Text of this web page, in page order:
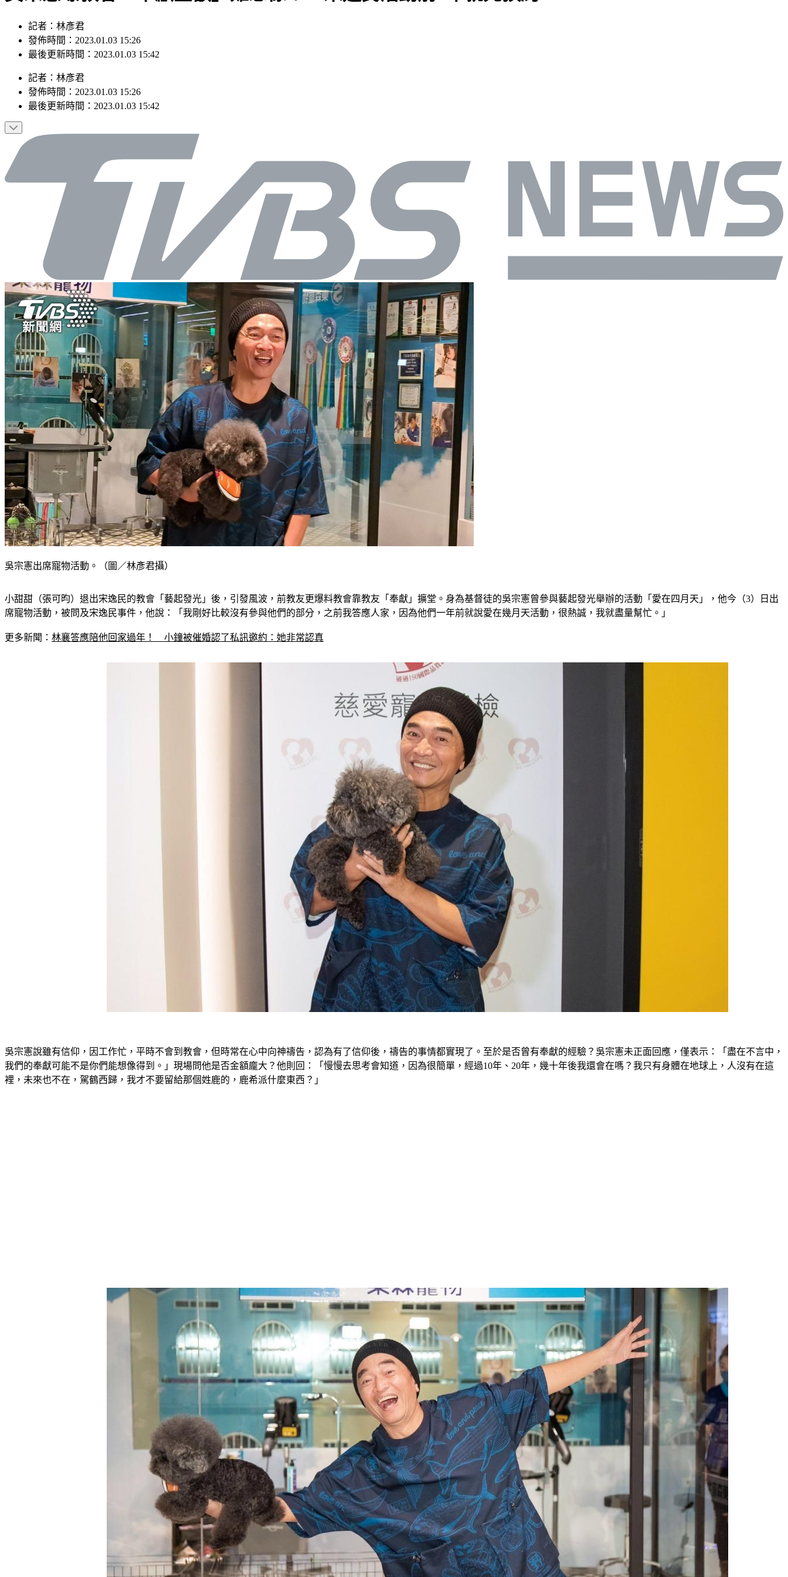
記者：林彥君
發佈時間：2023.01.03 15:26
最後更新時間：2023.01.03 15:42
記者 ： 林彥君
發佈時間： 2023.01.03 15:26
最後更新時間： 2023.01.03 15:42
吳宗憲出席寵物活動。（圖／林彥君攝）
小甜甜（張可昀）退出宋逸民的教會「藝起發光」後，引發風波，前教友更爆料教會靠教友「奉獻」擴堂。身為基督徒的吳宗憲曾參與藝起發光舉辦的活動「愛在四月天」，他今（3）日出
席寵物活動，被問及宋逸民事件，他說：「我剛好比較沒有參與他們的部分，之前我答應人家，因為他們一年前就說愛在幾月天活動，很熱誠，我就盡量幫忙。」
更多新聞： 林襄答應陪他回家過年！　小鐘被催婚認了私訊邀約：她非常認真
吳宗憲說雖有信仰，因工作忙，平時不會到教會，但時常在心中向神禱告，認為有了信仰後，禱告的事情都實現了。至於是否曾有奉獻的經驗？吳宗憲未正面回應，僅表示：「盡在不言中，
我們的奉獻可能不是你們能想像得到。」現場問他是否金額龐大？他則回：「慢慢去思考會知道，因為很簡單，經過10年、20年，幾十年後我還會在嗎？我只有身體在地球上，人沒有在這
裡，未來也不在，駕鶴西歸，我才不要留給那個姓鹿的，鹿希派什麼東西？」